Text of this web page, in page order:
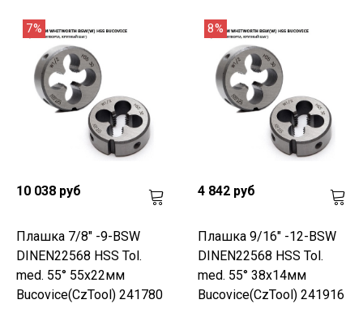
7%
10 038 руб
Плашка 7/8" -9-BSW
DINEN22568 HSS Tol.
med. 55° 55x22мм
Bucovice(CzTool) 241780
8%
4 842 руб
Плашка 9/16" -12-BSW
DINEN22568 HSS Tol.
med. 55° 38x14мм
Bucovice(CzTool) 241916